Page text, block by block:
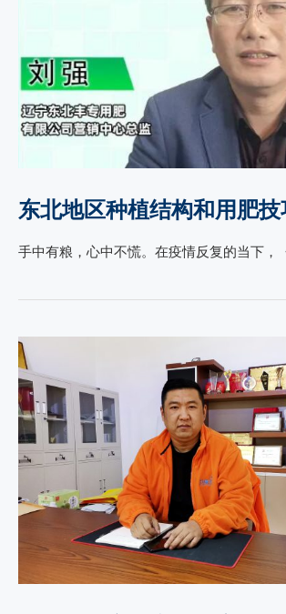
东北地区种植结构和用肥技
手中有粮，心中不慌。在疫情反复的当下，